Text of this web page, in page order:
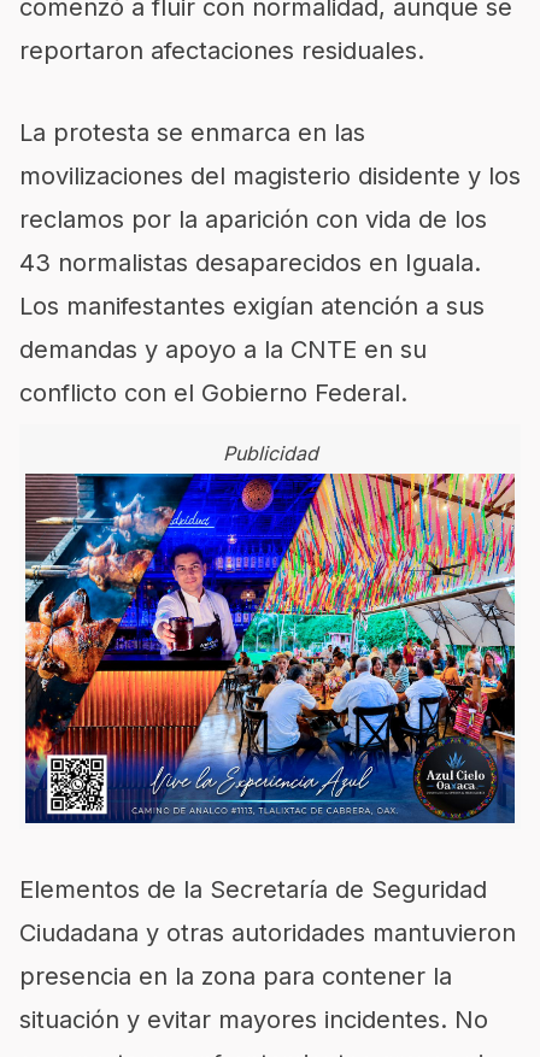
comenzó a fluir con normalidad, aunque se
reportaron afectaciones residuales.
La protesta se enmarca en las
movilizaciones del magisterio disidente y los
reclamos por la aparición con vida de los
43 normalistas desaparecidos en Iguala.
Los manifestantes exigían atención a sus
demandas y apoyo a la CNTE en su
conflicto con el Gobierno Federal.
Publicidad
Elementos de la Secretaría de Seguridad
Ciudadana y otras autoridades mantuvieron
presencia en la zona para contener la
situación y evitar mayores incidentes. No